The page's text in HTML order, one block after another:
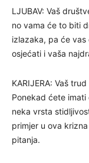
LJUBAV: Vaš
no vama će to biti
izlazaka, pa će
osjećati i vaša
KARIJERA: Vaš
Ponekad ćete
neka vrsta
primjer u ova
pitanja.